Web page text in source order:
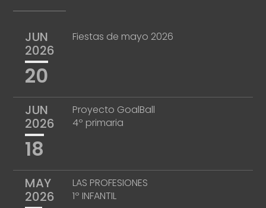
JUN
2026
20
Fiestas de mayo 2026
JUN
2026
18
Proyecto GoalBall
4º primaria
MAY
2026
LAS PROFESIONES
1º INFANTIL